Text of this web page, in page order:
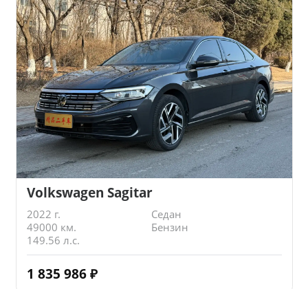
Volkswagen Sagitar
2022 г.
Седан
49000 км.
Бензин
149.56 л.с.
1 835 986 ₽